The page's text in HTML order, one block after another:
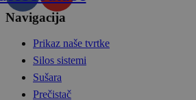
Navigacija
Prikaz naše tvrtke
Silos sistemi
Sušara
Prečistač